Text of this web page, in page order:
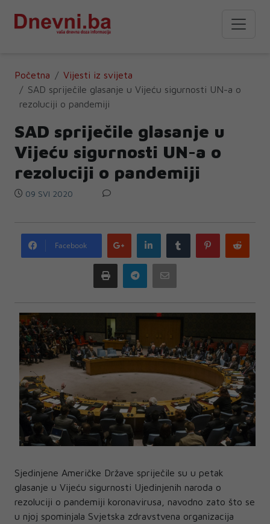
Početna
Vijesti iz svijeta
SAD spriječile glasanje u Vijeću sigurnosti UN-a o
rezoluciji o pandemiji
SAD spriječile glasanje u
Vijeću sigurnosti UN-a o
rezoluciji o pandemiji
09 SVI 2020
Facebook
Google
plus
LinkedIn Tumblr Pinterest
Print Telegram
Sjedinjene Američke Države spriječile su u petak
glasanje u Vijeću sigurnosti Ujedinjenih naroda o
rezoluciji o pandemiji koronavirusa, navodno zato što se
u njoj spominjala Svjetska zdravstvena organizacija